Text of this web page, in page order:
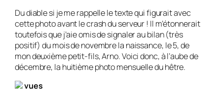
Du diable si je me rappelle le texte qui figurait avec
cette photo avant le crash du serveur ! Il m’étonnerait
toutefois que j’aie omis de signaler au bilan (très
positif) du mois de novembre la nais­sance, le 5, de
mon deuxième petit-fils, Arno. Voici donc, à l’aube de
décembre, la huitième photo mensuelle du hêtre.
vues